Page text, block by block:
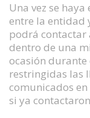
Una vez se
entre la entidad
podrá contactar
dentro de una
ocasión
restringidas las
comunicados
si ya